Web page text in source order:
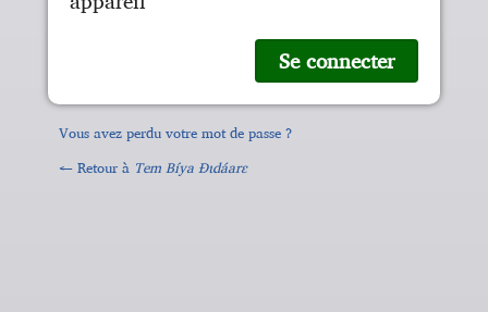
Vous avez perdu votre mot de passe ?
← Retour à Tem Bíya Ɖɩdáarɛ